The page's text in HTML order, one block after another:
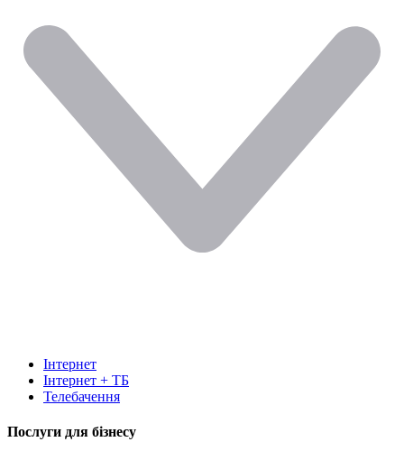
Інтернет
Інтернет + ТБ
Телебачення
Послуги для бізнесу